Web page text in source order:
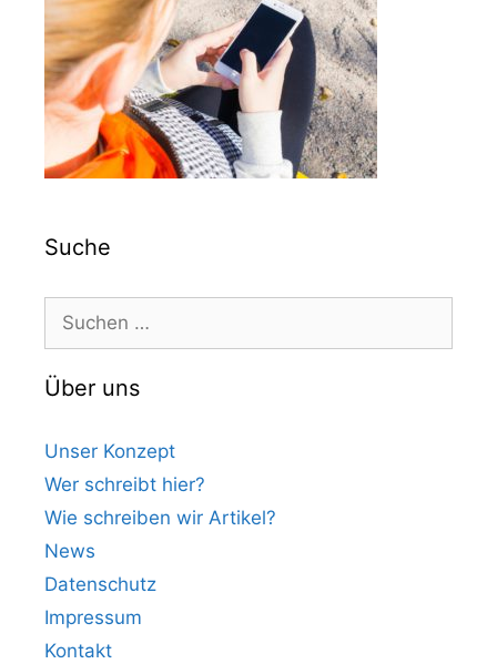
Suche
Suchen
nach:
Über uns
Unser Konzept
Wer schreibt hier?
Wie schreiben wir Artikel?
News
Datenschutz
Impressum
Kontakt